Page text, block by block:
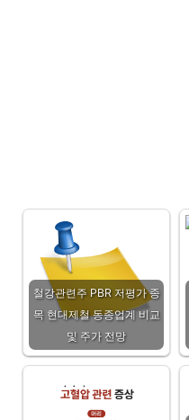
철강관련주 PBR 저평가 종
목 현대제철 동종업계 비교
및 주가 전망